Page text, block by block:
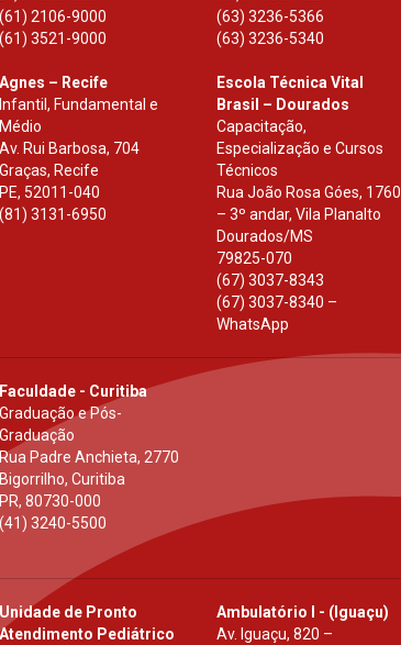
(61) 2106-9000
(61) 3521-9000
(63) 3236-5366
(63) 3236-5340
Agnes – Recife
Infantil, Fundamental e
Médio
Av. Rui Barbosa, 704
Graças, Recife
PE, 52011-040
(81) 3131-6950
Escola Técnica Vital
Brasil – Dourados
Capacitação,
Especialização e Cursos
Técnicos
Rua João Rosa Góes, 1760
– 3º andar, Vila Planalto
Dourados/MS
79825-070
(67) 3037-8343
(67) 3037-8340 –
WhatsApp
Faculdade - Curitiba
Graduação e Pós-
Graduação
Padre Anchieta, 2770
Bigorrilho, Curitiba
PR, 80730-000
(41) 3240-5500
Unidade de Pronto
Pediátrico
Ambulatório I - (Iguaçu)
Av. Iguaçu, 820 –